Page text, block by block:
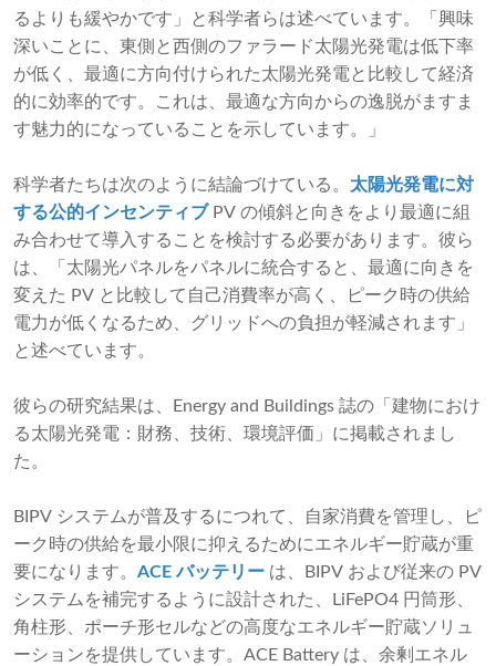
るよりも緩やかです」と科学者らは述べています。「興味
深いことに、東側と西側のファラード太陽光発電は低下率
が低く、最適に方向付けられた太陽光発電と比較して経済
的に効率的です。これは、最適な方向からの逸脱がますま
す魅力的になっていることを示しています。」
科学者たちは次のように結論づけている。 太陽光発電に対
する公的インセンティブ PV の傾斜と向きをより最適に組
み合わせて導入することを検討する必要があります。彼ら
は、「太陽光パネルをパネルに統合すると、最適に向きを
変えた PV と比較して自己消費率が高く、ピーク時の供給
電力が低くなるため、グリッドへの負担が軽減されます」
と述べています。
彼らの研究結果は、Energy and Buildings 誌の「建物におけ
る太陽光発電：財務、技術、環境評価」に掲載されまし
た。
BIPV システムが普及するにつれて、自家消費を管理し、ピ
ーク時の供給を最小限に抑えるためにエネルギー貯蔵が重
要になります。 ACE バッテリー は、BIPV および従来の PV
システムを補完するように設計された、LiFePO4 円筒形、
角柱形、ポーチ形セルなどの高度なエネルギー貯蔵ソリュ
ーションを提供しています。ACE Battery は、余剰エネル